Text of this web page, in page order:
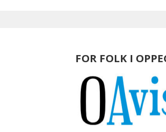
FOR FOLK I